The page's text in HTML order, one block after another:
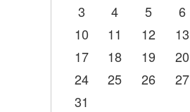
3
4 5 6
10
11 12 13
17
18 19 20
24
25 26 27
31